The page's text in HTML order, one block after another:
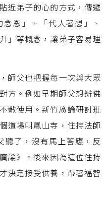
近弟子的心的方式，傳遞
恩」、「代人著想」、
」等概念，讓弟子容易理
師父也把握每一次與大眾
方。例如早期師父想辦佛
敷使用。新竹廣論研討班
道場叫鳳山寺，住持法師
聽了，沒有馬上答應，反
論》。後來因為這位住持
決定接受供養，帶著福智